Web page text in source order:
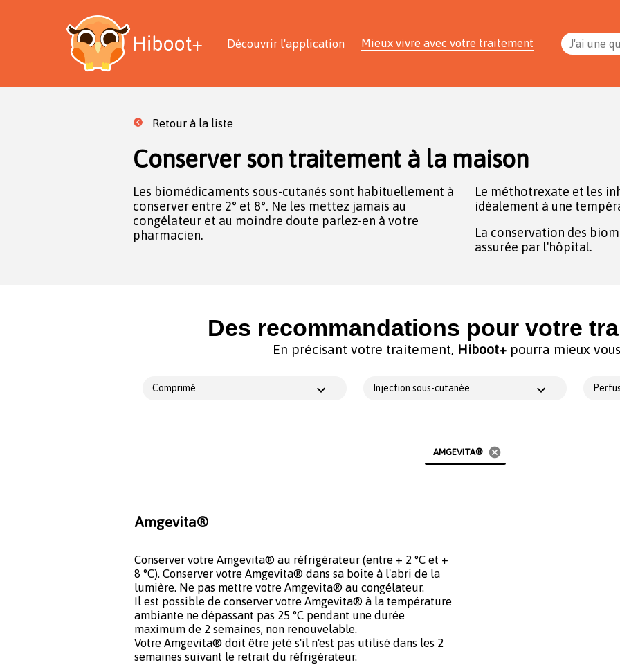
Découvrir l'application Mieux vivre avec votre traitement J'ai une
Retour à la liste
Conserver son traitement à la maison
Les biomédicaments sous-cutanés sont habituellement à
conserver entre 2° et 8°. Ne les mettez jamais au
congélateur et au moindre doute parlez-en à votre
pharmacien.
Le méthotrexate et les
idéalement à une
La conservation des
assurée par l'hôpital.
Des recommandations pour votre
En précisant votre traitement, Hiboot+ pourra mieux
Comprimé Injection sous-cutanée
AMGEVITA® cancel
Amgevita®
Conserver votre Amgevita® au réfrigérateur (entre + 2 °C et +
8 °C). Conserver votre Amgevita® dans sa boite à l'abri de la
lumière. Ne pas mettre votre Amgevita® au congélateur.
Il est possible de conserver votre Amgevita® à la température
ambiante ne dépassant pas 25 °C pendant une durée
maximum de 2 semaines, non renouvelable.
Votre Amgevita® doit être jeté s'il n'est pas utilisé dans les 2
semaines suivant le retrait du réfrigérateur.